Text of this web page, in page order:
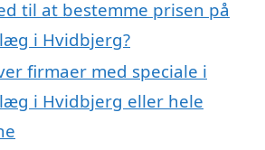
til at bestemme prisen på
i Hvidbjerg?
firmaer med speciale i
i Hvidbjerg eller hele